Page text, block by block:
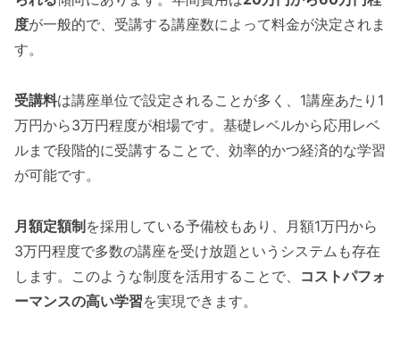
度が一般的で、受講する講座数によって料金が決定されま
す。
受講料は講座単位で設定されることが多く、1講座あたり1
万円から3万円程度が相場です。基礎レベルから応用レベ
ルまで段階的に受講することで、効率的かつ経済的な学習
が可能です。
月額定額制を採用している予備校もあり、月額1万円から
3万円程度で多数の講座を受け放題というシステムも存在
します。このような制度を活用することで、 コストパフォ
ーマンスの高い学習を実現できます。